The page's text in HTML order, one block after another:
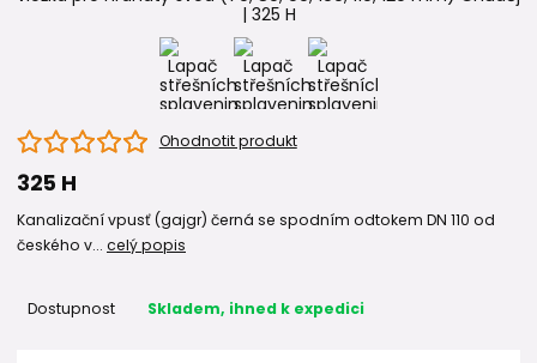
Ohodnotit produkt
325 H
Kanalizační vpusť (gajgr) černá se spodním odtokem DN 110 od
českého v... celý popis
Dostupnost Skladem, ihned k expedici